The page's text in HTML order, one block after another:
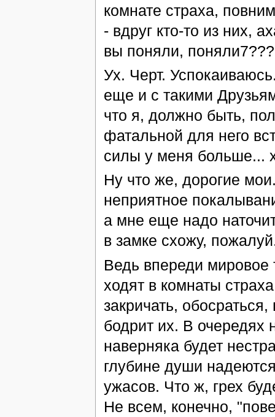
комнате страха,
- вдруг кто-то из них,
вы поняли,
Ух. Черт.
еще и с такими
что я, должно быть,
фатальной для него
силы у меня больше...
Ну что же, дорогие
неприятное
а мне еще надо
в замке схожу,
Ведь впереди
ходят в комнаты
закричать,
бодрит их. В очередях
наверняка будет
глубине души
ужасов. Что ж, грех
Не всем, конечно,